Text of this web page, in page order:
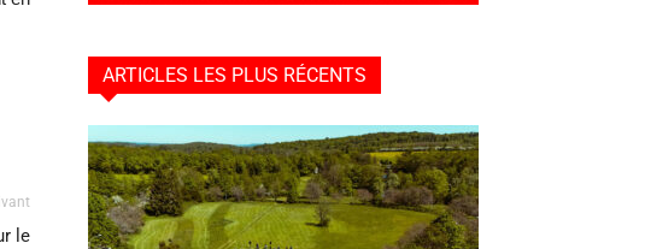
le
ARTICLES LES PLUS RÉCENTS